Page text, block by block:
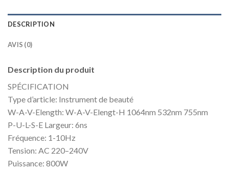
DESCRIPTION
AVIS (0)
Description du produit
SPÉCIFICATION
Type d’article: Instrument de beauté
W-A-V-Elength: W-A-V-Elengt-H 1064nm 532nm 755nm
P-U-L-S-E Largeur: 6ns
Fréquence: 1-10Hz
Tension: AC 220–240V
Puissance: 800W